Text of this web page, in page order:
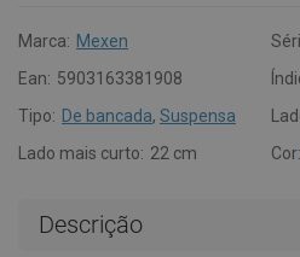
Marca: Mexen
Ean: 5903163381908
Tipo: De bancada, Suspensa
Lado mais curto: 22 cm Cor:
Descrição